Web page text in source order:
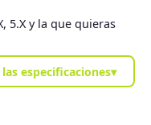
5.X y la que quieras
especificaciones▾